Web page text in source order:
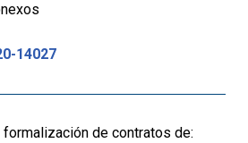
14027
formalización de contratos de: